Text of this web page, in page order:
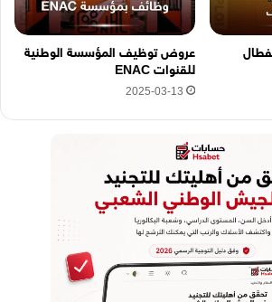
عروض توظيف المؤسسة الوطنية
للقنوات ENAC
2025-03-13